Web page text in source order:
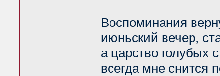
Воспоминания
июньский вечер,
а царство голубых
всегда мне снится